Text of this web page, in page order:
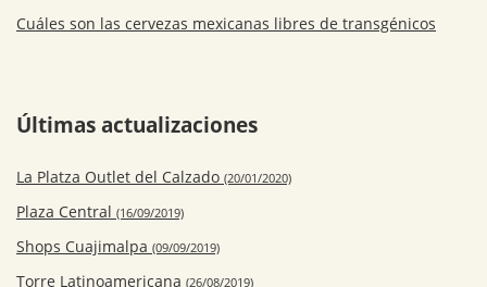
Cuáles son las cervezas mexicanas libres de transgénicos
Últimas actualizaciones
La Platza Outlet del Calzado (20/01/2020)
Plaza Central (16/09/2019)
Shops Cuajimalpa (09/09/2019)
Torre Latinoamericana (26/08/2019)